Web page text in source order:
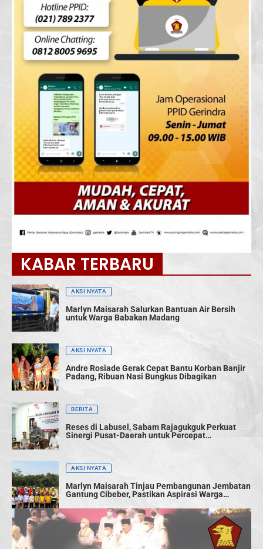
KABAR TERBARU
AKSI NYATA
Marlyn Maisarah Salurkan Bantuan Air Bersih
untuk Warga Babakan Madang
AKSI NYATA
Andre Rosiade Gerak Cepat Bantu Korban Banjir
Padang, Ribuan Nasi Bungkus Dibagikan
BERITA
Reses di Labusel, Sabam Rajagukguk Perkuat
Sinergi Pusat-Daerah untuk Percepat
AKSI NYATA
Marlyn Maisarah Tinjau Pembangunan Jembatan
Gantung Cibeber, Pastikan Aspirasi Warga